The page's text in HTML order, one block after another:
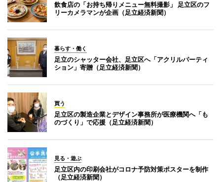
飲食店の「お持ち帰りメニュー無料撮影」 足立区のフ
リーカメラマンが企画（足立経済新聞）
暮らす・働く
足立のシャッター会社、足立区へ「アクリルパーティ
ション」寄贈（足立経済新聞）
買う
足立区の製造企業とデザイン事務所が医療機関へ「も
のづくり」で応援（足立経済新聞）
見る・遊ぶ
足立区内の印刷会社がコロナ予防対策ポスターを制作
（足立経済新聞）